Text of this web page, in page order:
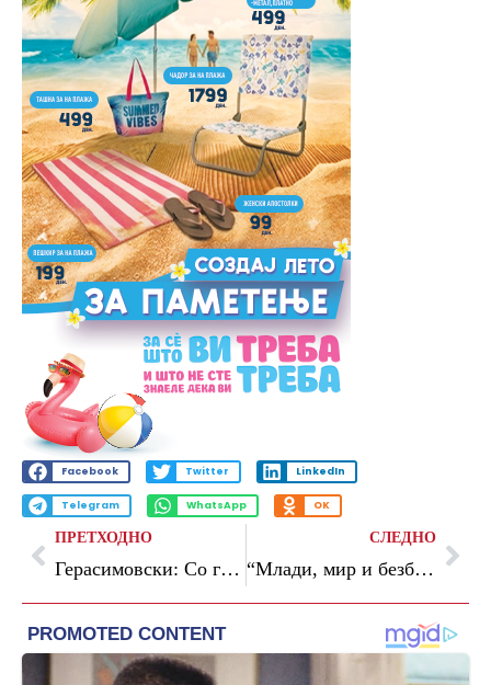
Facebook Twitter LinkedIn
Telegram WhatsApp OK
ПРЕТХОДНО
Герасимовски: Со граѓаните креираме буџет за подобра патна инфраструктура, современа спортска сала, нови паркинг места
СЛЕДНО
“Млади, мир и безбедност: поврзување на заедниците и зајакнување на стабилноста” – конференција